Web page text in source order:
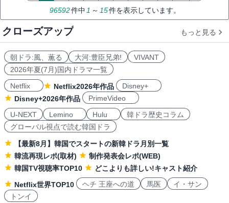
96592件中 1 ～ 15件を表示しています。
クローズアップ もっと見る
朝ドラ:風、薫る 大河:豊臣兄弟!
VIVANT
2026年夏(7月)国内ドラマ一覧
Netflix
Netflix2026年作品
Disney+
Disney+2026年作品
PrimeVideo
U-NEXT
Lemino Hulu
韓ドラ歴史コラム
グローバル視点で読む韓国ドラ
【最新8月】韓国でスタートの新韓ドラ月別一覧
韓流再現レポ(取材)
制作発表会レポ(WEB)
韓国TV視聴率TOP10
どこよりも詳しい!キャスト紹介
Netflix世界TOP10
ヘチ 王座への道 馬医
イ・サン
トンイ